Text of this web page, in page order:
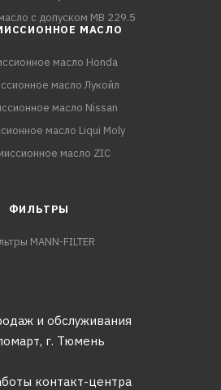
с допуском MB 229.5
МАСЛО
масло Honda
масло Лукойл
масло Nissan
масло Liqui Moly
масло ZIC
ФИЛЬТРЫ
MANN-FILTER
и обслуживания
г. Тюмень
контакт-центра